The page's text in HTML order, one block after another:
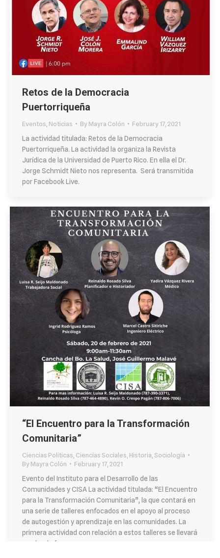
Retos de la Democracia
Puertorriqueña
Eventos, Noticias ByMayra Colón
February 17, 2021
La actividad titulada: Retos de la Democracia
Puertorriqueña. La actividad la organiza la Revista
Jurídica de la Universidad de Puerto Rico. En ella el Dr.
Jorge Schmidt Nieto nos representa. Será transmitida
por Facebook Live.
“El Encuentro para la Transformación
Comunitaria”
Ciencias Políticas Ciencias Sociales Historia Sociología
ByMayra Colón
February 17, 2021
Evento del Instituto para el Desarrollo de las
Comunidades y CISA La actividad titulada: “El Encuentro
para la Transformación Comunitaria”, la que contará en
una serie de talleres enfocados en el apoyo al proceso
de autogestión y aprendizaje en las comunidades. La
primera actividad con relación a estos talleres se llevará
a cabo de forma…